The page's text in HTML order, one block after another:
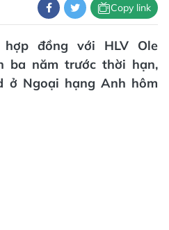
Copy link
đồng với HLV Ole
ba năm trước thời hạn,
ở Ngoại hạng Anh hôm